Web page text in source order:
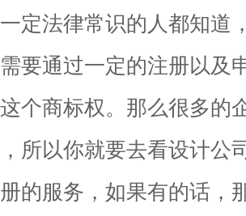
定法律常识的人都知道
要通过一定的注册以及
个商标权。那么很多的
所以你就要去看设计公
的服务，如果有的话，